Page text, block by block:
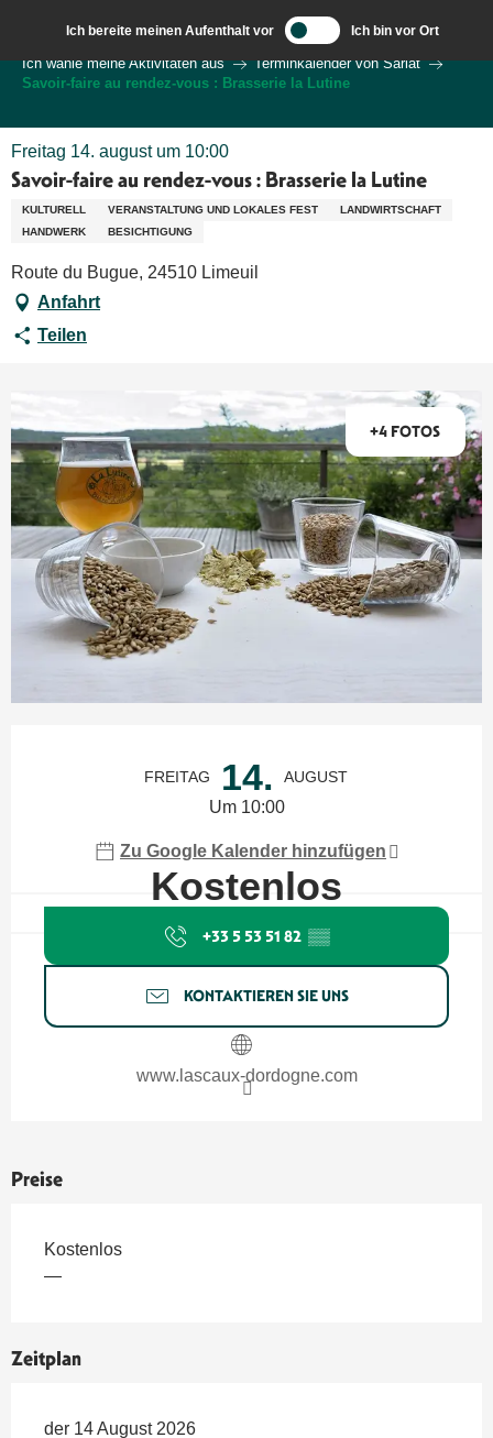
contenu
principal
Ich bereite meinen Aufenthalt vor Ich bin vor Ort
Ich wähle meine Aktivitäten aus
Terminkalender von Sarlat
Savoir-faire au rendez-vous : Brasserie la Lutine
Freitag 14. august um 10:00
Savoir-faire au rendez-vous : Brasserie la Lutine
KULTURELL VERANSTALTUNG UND LOKALES FEST
LANDWIRTSCHAFT
HANDWERK
BESICHTIGUNG
Route du Bugue, 24510 Limeuil
Anfahrt
Teilen
+4 FOTOS
FREITAG 14. AUGUST
Um 10:00
Zu Google Kalender hinzufügen
Kostenlos
+33 5 53 51 82 ▒▒
KONTAKTIEREN SIE UNS
www.lascaux-dordogne.com
Preise
Kostenlos
—
Zeitplan
der 14 August 2026